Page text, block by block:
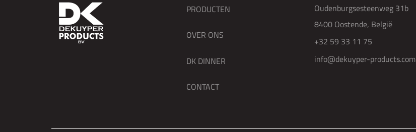
PRODUCTEN
OVER ONS
DK DINNER
CONTACT
Oudenburgsesteenweg 31b
8400 Oostende, België
+32 59 33 11 75
info@dekuyper-products.com